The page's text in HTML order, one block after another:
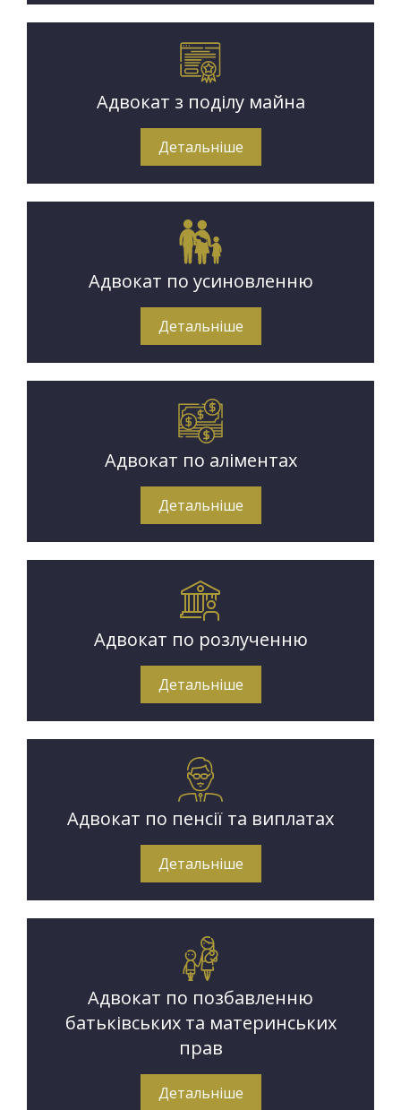
Адвокат з поділу майна
Детальніше
Адвокат по усиновленню
Детальніше
Адвокат по аліментах
Детальніше
Адвокат по розлученню
Детальніше
Адвокат по пенсії та виплатах
Детальніше
Адвокат по позбавленню
батьківських та материнських
прав
Детальніше